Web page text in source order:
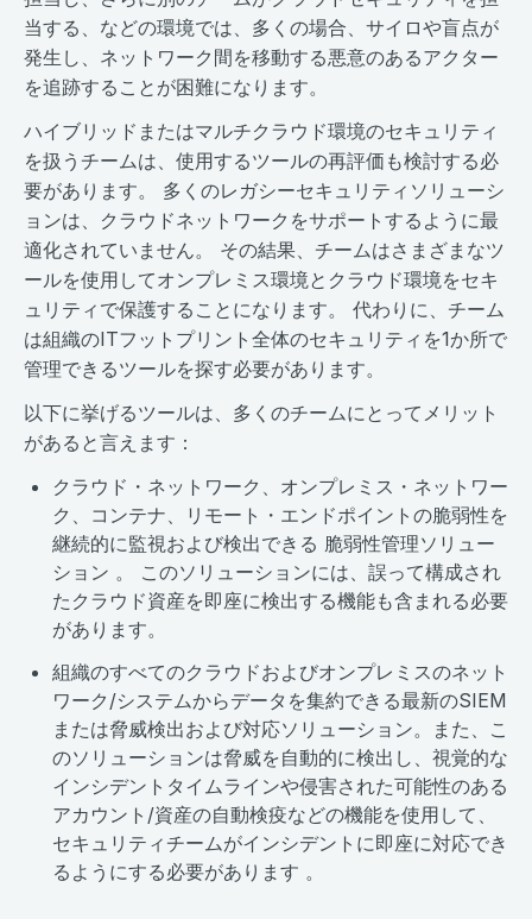
当する、などの環境では、多くの場合、サイロや盲点が
発生し、ネットワーク間を移動する悪意のあるアクター
を追跡することが困難になります。
ハイブリッドまたはマルチクラウド環境のセキュリティ
を扱うチームは、使用するツールの再評価も検討する必
要があります。 多くのレガシーセキュリティソリューシ
ョンは、クラウドネットワークをサポートするように最
適化されていません。 その結果、チームはさまざまなツ
ールを使用してオンプレミス環境とクラウド環境をセキ
ュリティで保護することになります。 代わりに、チーム
は組織のITフットプリント全体のセキュリティを1か所で
管理できるツールを探す必要があります。
以下に挙げるツールは、多くのチームにとってメリット
があると言えます：
クラウド・ネットワーク、オンプレミス・ネットワー
ク、コンテナ、リモート・エンドポイントの脆弱性を
継続的に監視および検出できる 脆弱性管理ソリュー
ション 。 このソリューションには、誤って構成され
たクラウド資産を即座に検出する機能も含まれる必要
があります。
組織のすべてのクラウドおよびオンプレミスのネット
ワーク/システムからデータを集約できる最新のSIEM
または脅威検出および対応ソリューション。また、こ
のソリューションは脅威を自動的に検出し、視覚的な
インシデントタイムラインや侵害された可能性のある
アカウント/資産の自動検疫などの機能を使用して、
セキュリティチームがインシデントに即座に対応でき
るようにする必要があります 。